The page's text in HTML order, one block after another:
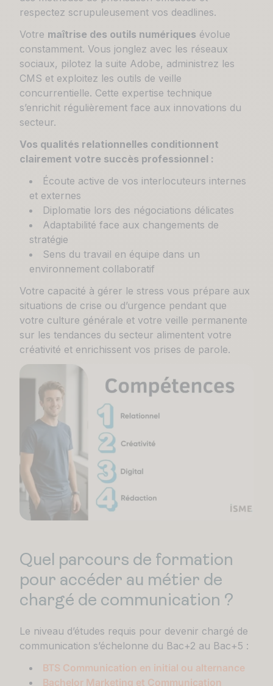
respectez scrupuleusement vos deadlines.
Votre maîtrise des outils numériques évolue
constamment. Vous jonglez avec les réseaux
sociaux, pilotez la suite Adobe, administrez les
CMS et exploitez les outils de veille
concurrentielle. Cette expertise technique
s’enrichit régulièrement face aux innovations du
secteur.
Vos qualités relationnelles conditionnent
clairement votre succès professionnel :
Écoute active de vos interlocuteurs internes
et externes
Diplomatie lors des négociations délicates
Adaptabilité face aux changements de
stratégie
Sens du travail en équipe dans un
environnement collaboratif
Votre capacité à gérer le stress vous prépare aux
situations de crise ou d’urgence pendant que
votre culture générale et votre veille permanente
sur les tendances du secteur alimentent votre
créativité et enrichissent vos prises de parole.
Quel parcours de formation
pour accéder au métier de
chargé de communication ?
Le niveau d’études requis pour devenir chargé de
communication s’échelonne du Bac+2 au Bac+5 :
BTS Communication en initial ou alternance
Bachelor Marketing et Communication